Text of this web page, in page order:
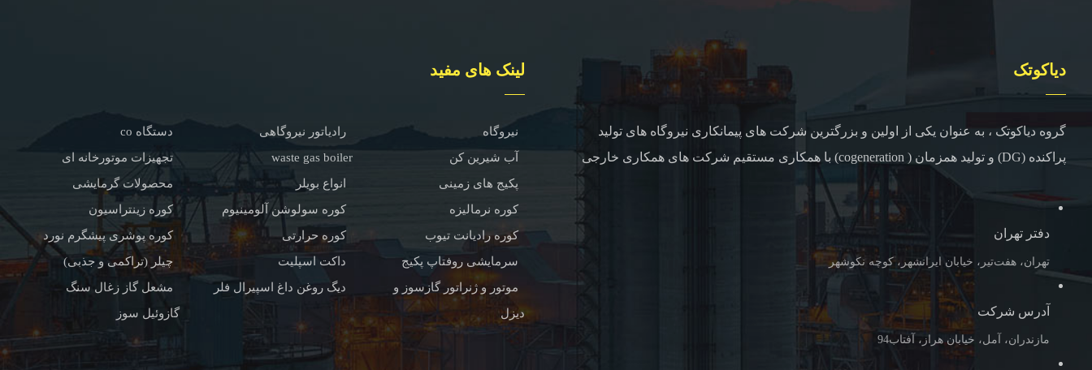
دیاکوتک
گروه دیاکوتک ، به عنوان یکی از اولین و بزرگترین شرکت های پیمانکاری نیروگاه های تولید
پراکنده (DG) و تولید همزمان ( cogeneration) با همکاری مستقیم شرکت های همکاری خارجی
دفتر تهران
تهران، هفت‌تیر، خیابان ایرانشهر، کوچه نکوشهر
آدرس شرکت
مازندران، آمل، خیابان هراز، آفتاب94
لینک های مفید
نیروگاه رادیاتور نیروگاهی
دستگاه co
آب شیرین کن
waste gas boiler
تجهیزات موتورخانه ای
پکیج های زمینی
انواع بویلر
محصولات گرمایشی
کوره نرمالیزه
کوره سولوشن آلومینیوم
کوره زینتراسیون
کوره رادیانت تیوب
کوره حرارتی
کوره پوشری پیشگرم نورد
سرمایشی روفتاپ پکیج
داکت اسپلیت
چیلر (تراکمی و جذبی)
موتور و ژنراتور گازسوز و
دیزل
دیگ روغن داغ اسپیرال فلر
مشعل گاز زغال سنگ
گازوئیل سوز